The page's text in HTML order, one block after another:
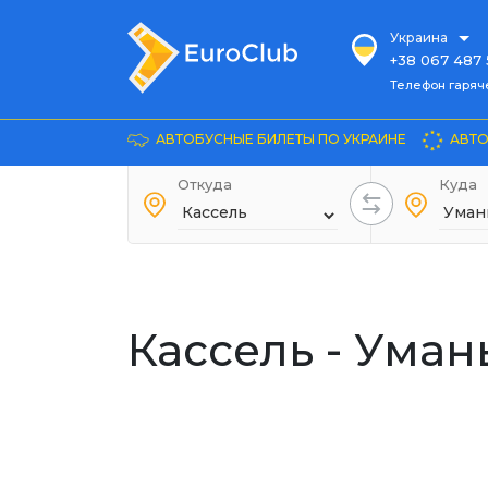
Украина
+38 067 487
Телефон гарячей
Довідка
+38 044 486
+38 067 240
Телефон
АВТОБУСНЫЕ БИЛЕТЫ ПО УКРАИНЕ
Откуда Куда
Кассель -